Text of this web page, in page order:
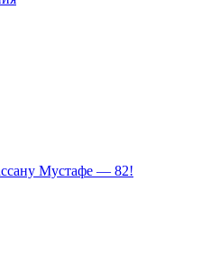
Мустафе — 82!